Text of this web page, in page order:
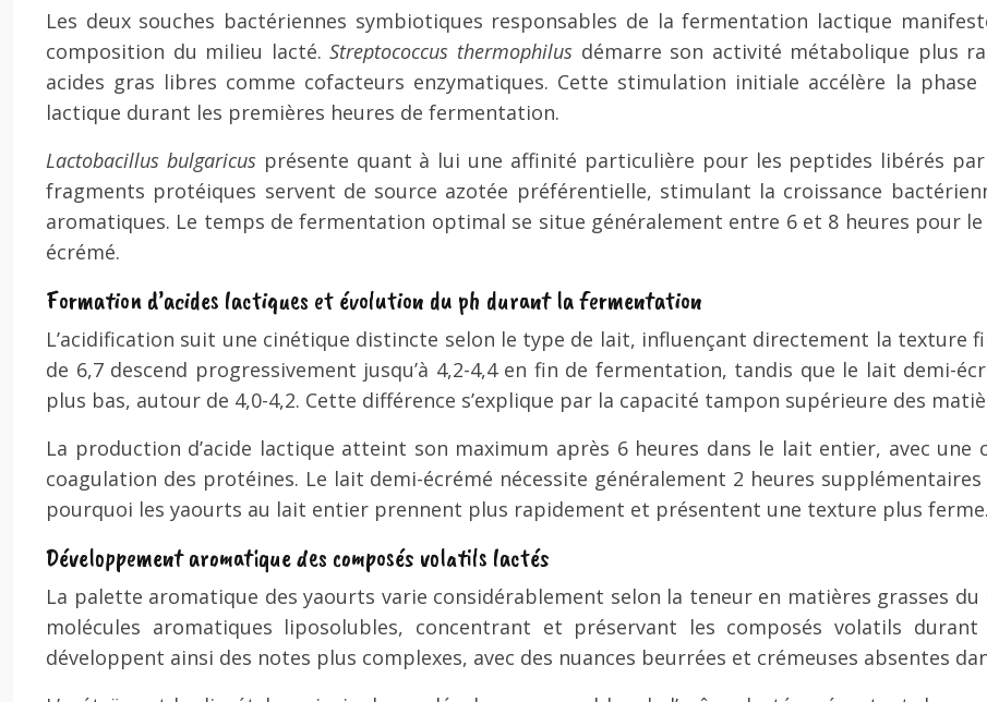
Les deux souches bactériennes symbiotiques responsables de la fermentation lactique
composition du milieu lacté.Streptococcus thermophilus démarre son activité métabolique plus
acides gras libres comme cofacteurs enzymatiques. Cette stimulation initiale accélère la
lactique durant les premières heures de fermentation.
Lactobacillus bulgaricus présente quant à lui une affinité particulière pour les peptides libérés
fragments protéiques servent de source azotée préférentielle, stimulant la croissance
aromatiques. Le temps de fermentation optimal se situe généralement entre 6 et 8 heures pour
écrémé.
Formation d’acides lactiques et évolution du ph durant la fermentation
L’acidification suit une cinétique distincte selon le type de lait, influençant directement la texture
de 6,7 descend progressivement jusqu’à 4,2-4,4 en fin de fermentation, tandis que le lait demi-
plus bas, autour de 4,0-4,2. Cette différence s’explique par la capacité tampon supérieure des
La production d’acide lactique atteint son maximum après 6 heures dans le lait entier, avec
coagulation des protéines. Le lait demi-écrémé nécessite généralement 2 heures
pourquoi les yaourts au lait entier prennent plus rapidement et présentent une texture plus ferme.
Développement aromatique des composés volatils lactés
La palette aromatique des yaourts varie considérablement selon la teneur en matières grasses
molécules aromatiques liposolubles, concentrant et préservant les composés volatils
développent ainsi des notes plus complexes, avec des nuances beurrées et crémeuses absentes